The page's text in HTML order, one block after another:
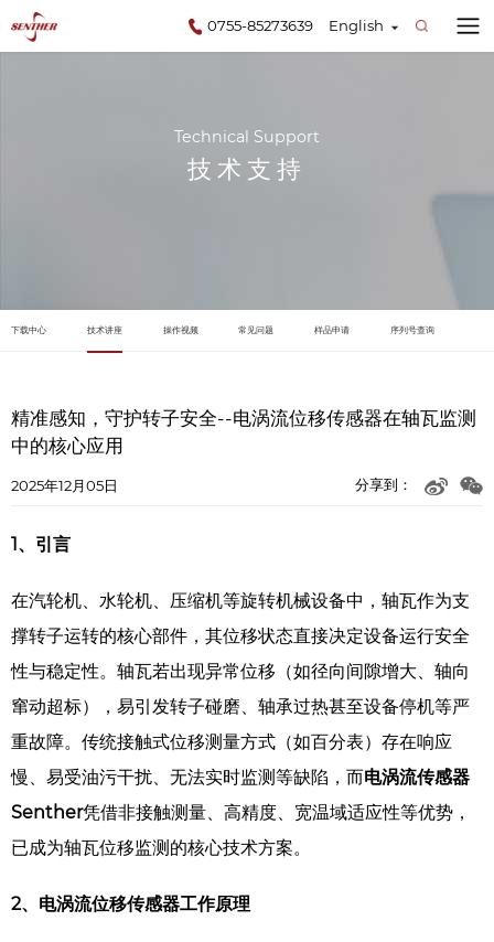
English
0755-85273639
Technical Support
技术支持
下载中心 技术讲座 操作视频 常见问题 样品申请 序列号查询
精准感知，守护转子安全--电涡流位移传感器在轴瓦监测
中的核心应用
2025年12月05日 分享到：
1、引言
在汽轮机、水轮机、压缩机等旋转机械设备中，轴瓦作为支
撑转子运转的核心部件，其位移状态直接决定设备运行安全
性与稳定性。轴瓦若出现异常位移（如径向间隙增大、轴向
窜动超标），易引发转子碰磨、轴承过热甚至设备停机等严
重故障。传统接触式位移测量方式（如百分表）存在响应
慢、易受油污干扰、无法实时监测等缺陷，而电涡流传感器
Senther凭借非接触测量、高精度、宽温域适应性等优势，
已成为轴瓦位移监测的核心技术方案。
2、电涡流位移传感器工作原理